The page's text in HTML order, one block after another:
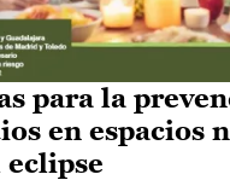
para la
en espacios